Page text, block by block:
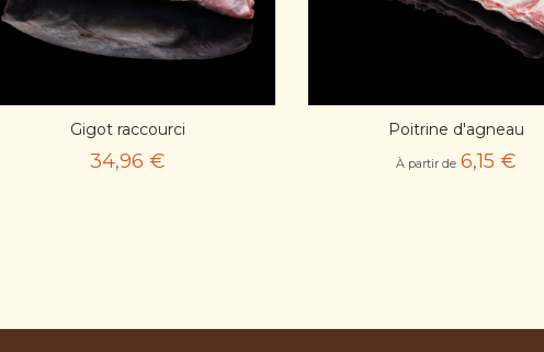
AJOUT PANIER
Gigot raccourci
34,96 €
AJOUT PANIER
Poitrine d'agneau
À partir de 6,15 €